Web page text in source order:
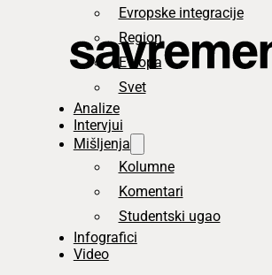
Evropske integracije
Region
Evropa
Svet
Analize
Intervjui
Mišljenja
Kolumne
Komentari
Studentski ugao
Infografici
Video